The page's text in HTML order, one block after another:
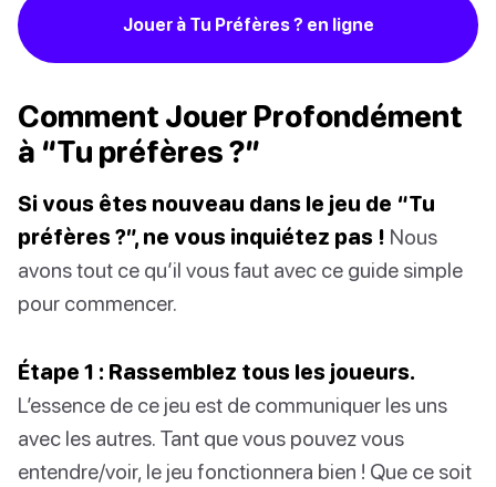
Jouer à Tu Préfères ? en ligne
Comment Jouer Profondément
à “Tu préfères ?”
Si vous êtes nouveau dans le jeu de “Tu
préfères ?”, ne vous inquiétez pas ! Nous
avons tout ce qu’il vous faut avec ce guide simple
pour commencer.
Étape 1 : Rassemblez tous les joueurs.
L’essence de ce jeu est de communiquer les uns
avec les autres. Tant que vous pouvez vous
entendre/voir, le jeu fonctionnera bien ! Que ce soit